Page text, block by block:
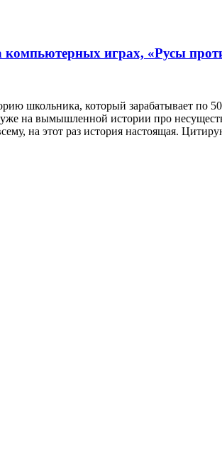
играх, «Русы
школьника, который зарабатывает по
на вымышленной истории про
на этот раз история настоящая.